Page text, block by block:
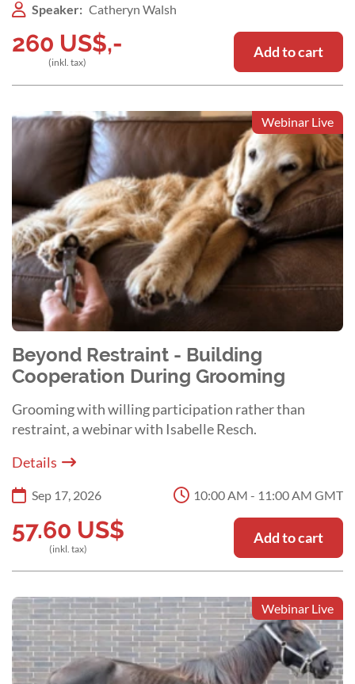
Speaker: Catheryn Walsh
260 US$,-
(inkl. tax)
Add to cart
Webinar Live
Beyond Restraint - Building
Cooperation During Grooming
Grooming with willing participation rather than
restraint, a webinar with Isabelle Resch.
Details
Sep 17, 2026 10:00 AM - 11:00 AM GMT
57.60 US$
(inkl. tax)
Add to cart
Webinar Live